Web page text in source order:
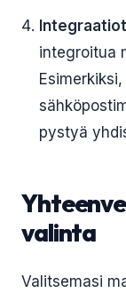
Integraatiot
integroitua
pystyä
valinta
Valitsemasi